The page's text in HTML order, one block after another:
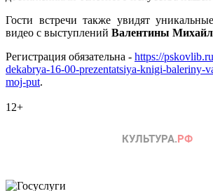
Гости встречи также увидят
видео с выступлений Валентины
Регистрация обязательна - https://
dekabrya-16-00-prezentatsiya-knigi-baleriny-
moj-put.
12+